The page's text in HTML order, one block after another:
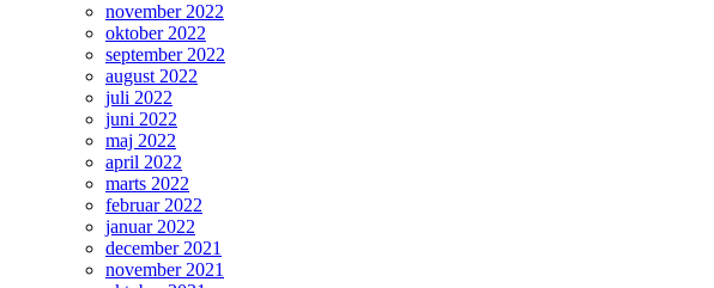
november 2022
oktober 2022
september 2022
august 2022
juli 2022
juni 2022
maj 2022
april 2022
marts 2022
februar 2022
januar 2022
december 2021
november 2021